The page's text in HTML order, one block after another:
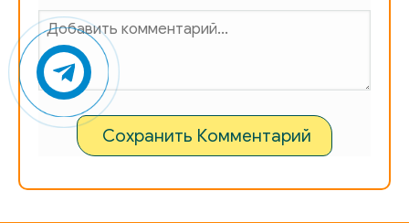
Сохранить Комментарий